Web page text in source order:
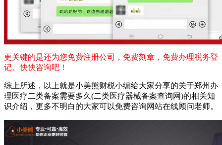
更关键的是还为您免费注册公司，免费刻章，免费办理税务登
记。快快咨询吧！
综上所述，以上就是小美熊财税小编给大家分享的关于郑州办
理医疗二类备案需要多久(二类医疗器械备案查询网)的相关知
识介绍，更多不明白的大家可以免费咨询网站在线顾问老师。